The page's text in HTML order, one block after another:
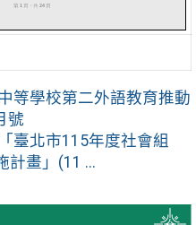
等學校第二外語教育推動
號
臺北市115年度社會組
計畫」(11 ...